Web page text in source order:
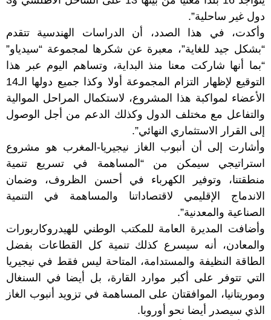
دول غير ساحلية”.
وأكدت، في هذا الصدد، أن الدراسات الهندسية تتقدم
“بشكل جيد للغاية”، معبرة عن شكرها لمجموعة “سيدياو”
“بما أنها شاركت معنا منذ البداية، وتساهم اليوم عبر هذا
التوقيع لإظهار التزام المجموعة أولا وكذا جميع دولها الـ14
الأعضاء لمواكبة هذا المشروع، لاستكمال المراحل الموالية
والتفاعل مع مختلف الدول وكذلك الدعم من أجل الوصول
إلى القرار الاستثماري النهائي”.
وأشارت إلى أن أنبوب الغاز نيجيريا-المغرب هو مشروع
استراتيجي سيمكن من “المساهمة في تسريع تنمية
منطقتنا، وتوفير الكهرباء في أحسن الظروف، وضمان
الاندماج الإقليمي لاقتصاداتنا والمساهمة في التنمية
الصناعية والمعدنية”.
وأضافت المديرة العامة للمكتب الوطني للهيدروكاربورات
والمعادن، أنه سيسرع كذلك تنمية كل القطاعات بفضل
الطاقة النظيفة والمستدامة، المتاحة ليس فقط في نيجيريا
التي تتوفر على أكبر موارد القارة، بل أيضا في السنغال
وموريتانيا، الموافقتان على المساهمة في تزويد أنبوب الغاز
الذي سيصدر أيضا نحو أوروبا.